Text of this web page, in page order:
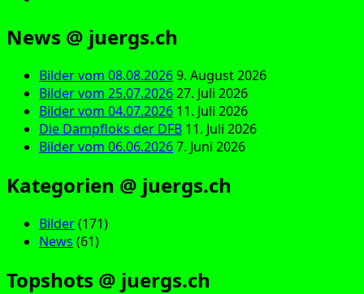
News @ juergs.ch
Bilder vom 08.08.20269. August 2026
Bilder vom 25.07.202627. Juli 2026
Bilder vom 04.07.2026 11. Juli 2026
Die Dampfloks der DFB 11. Juli 2026
Bilder vom 06.06.20267. Juni 2026
Kategorien @ juergs.ch
Bilder(171)
News (61)
Topshots @ juergs.ch